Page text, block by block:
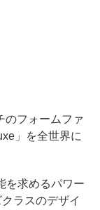
フォームファ
」を全世界に
を求めるパワー
ラスのデザイ